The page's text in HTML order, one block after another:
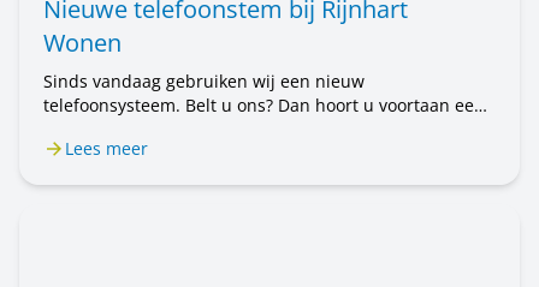
Nieuwe telefoonstem bij Rijnhart
Wonen
Sinds vandaag gebruiken wij een nieuw
telefoonsysteem. Belt u ons? Dan hoort u voortaan een
nog steeds met Rijnhart Wonen. Alleen de stem is
Lees meer